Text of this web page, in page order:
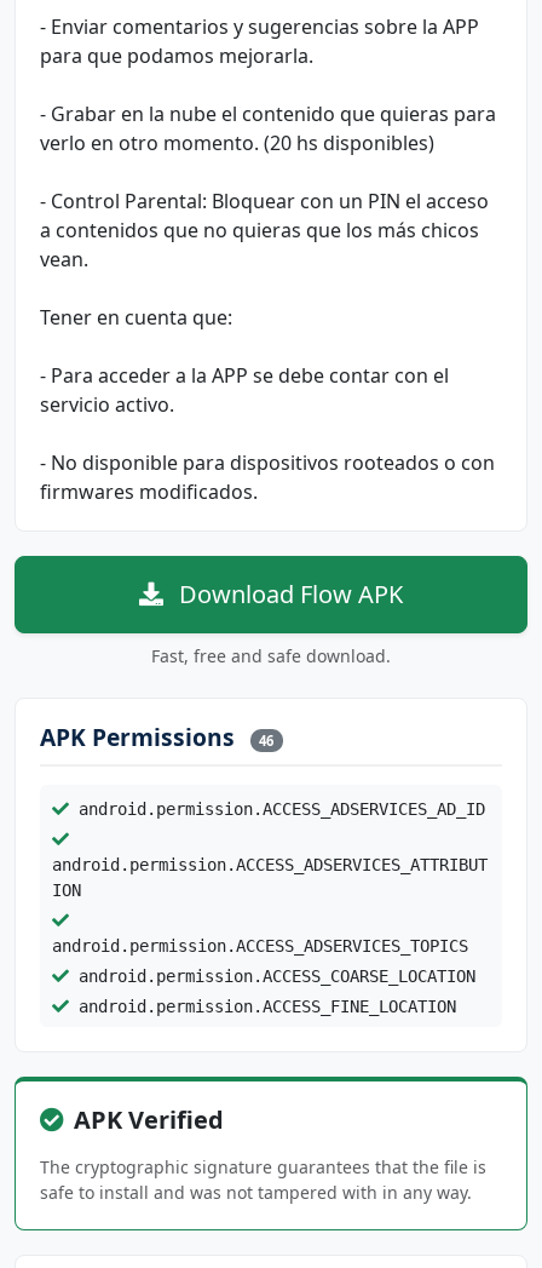
- Enviar comentarios y sugerencias sobre la APP
para que podamos mejorarla.
- Grabar en la nube el contenido que quieras para
verlo en otro momento. (20 hs disponibles)
- Control Parental: Bloquear con un PIN el acceso
a contenidos que no quieras que los más chicos
vean.
Tener en cuenta que:
- Para acceder a la APP se debe contar con el
servicio activo.
- No disponible para dispositivos rooteados o con
firmwares modificados.
Download Flow APK
Fast, free and safe download.
APK Permissions 46
android.permission.ACCESS_ADSERVICES_AD_ID
android.permission.ACCESS_ADSERVICES_ATTRIBUT
ION
android.permission.ACCESS_ADSERVICES_TOPICS
android.permission.ACCESS_COARSE_LOCATION
android.permission.ACCESS_FINE_LOCATION
android.permission.BLUETOOTH_CONNECT
android.permission.BLUETOOTH_SCAN
android.permission.CALL_PHONE
APK Verified
The cryptographic signature guarantees that the file is
safe to install and was not tampered with in any way.